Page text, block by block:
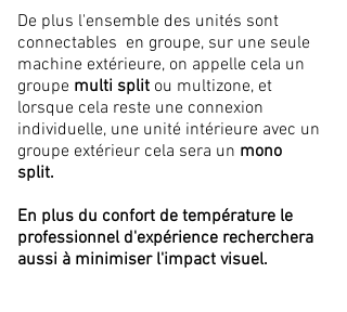
De plus l'ensemble des unités sont
connectables en groupe, sur une seule
machine extérieure, on appelle cela un
groupe multi split ou multizone, et
lorsque cela reste une connexion
individuelle, une unité intérieure avec un
groupe extérieur cela sera un mono
split.
En plus du confort de température le
professionnel d'expérience recherchera
aussi à minimiser l'impact visuel.